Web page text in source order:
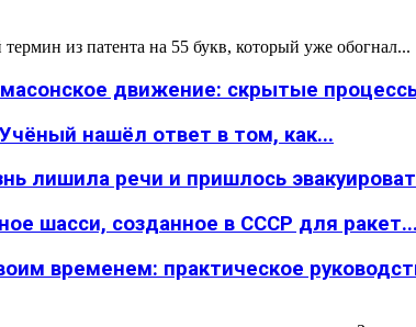
из патента на 55 букв, который уже обогнал...
движение: скрытые
нашёл ответ в том, как...
лишила речи и пришлось
шасси, созданное в СССР для ракет...
временем: практическое